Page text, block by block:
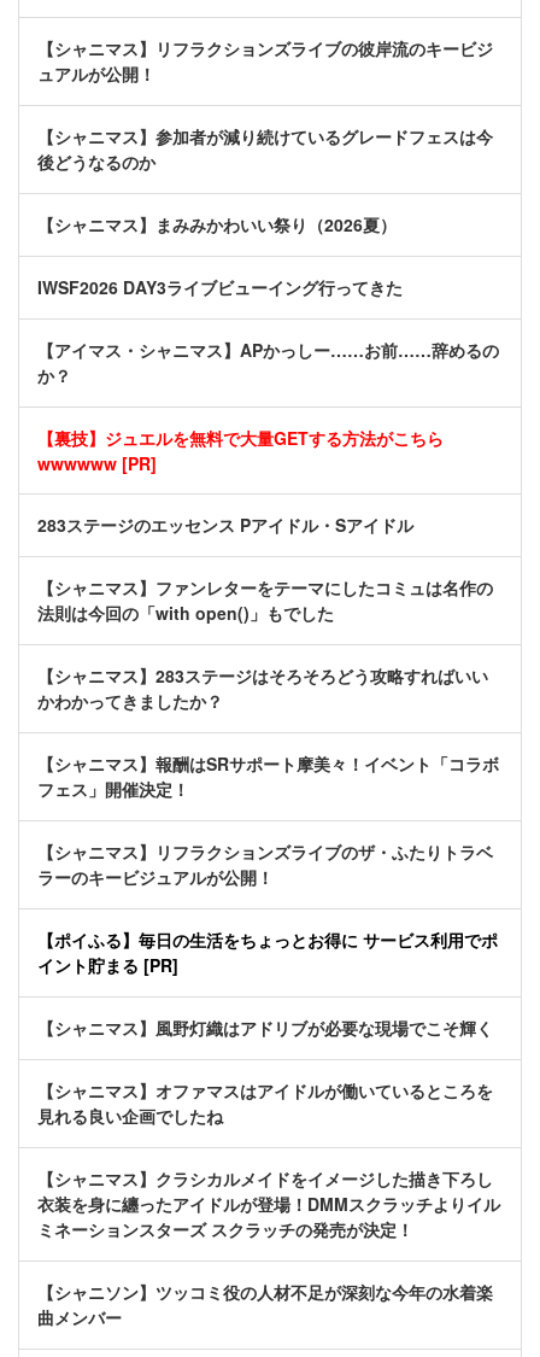
【シャニマス】リフラクションズライブの彼岸流のキービジ
ュアルが公開！
【シャニマス】参加者が減り続けているグレードフェスは今
後どうなるのか
【シャニマス】まみみかわいい祭り（2026夏）
IWSF2026 DAY3ライブビューイング行ってきた
【アイマス・シャニマス】APかっしー……お前……辞めるの
か？
【裏技】ジュエルを無料で大量GETする方法がこちら
wwwwww [PR]
283ステージのエッセンス Pアイドル・Sアイドル
【シャニマス】ファンレターをテーマにしたコミュは名作の
法則は今回の「with open()」もでした
【シャニマス】283ステージはそろそろどう攻略すればいい
かわかってきましたか？
【シャニマス】報酬はSRサポート摩美々！イベント「コラボ
フェス」開催決定！
【シャニマス】リフラクションズライブのザ・ふたりトラベ
ラーのキービジュアルが公開！
【ポイふる】毎日の生活をちょっとお得に サービス利用でポ
イント貯まる [PR]
【シャニマス】風野灯織はアドリブが必要な現場でこそ輝く
【シャニマス】オファマスはアイドルが働いているところを
見れる良い企画でしたね
【シャニマス】クラシカルメイドをイメージした描き下ろし
衣装を身に纏ったアイドルが登場！DMMスクラッチよりイル
ミネーションスターズ スクラッチの発売が決定！
【シャニソン】ツッコミ役の人材不足が深刻な今年の水着楽
曲メンバー